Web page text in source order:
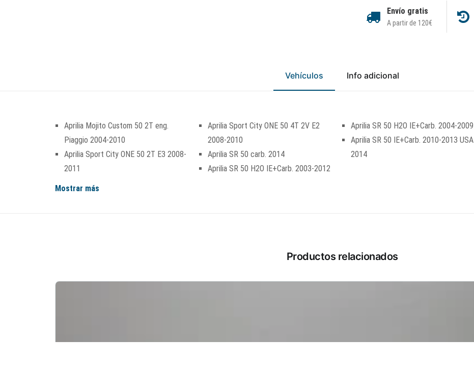
Envío gratis
A partir de 120€
Vehículos Info adicional
Aprilia Mojito Custom 50 2T eng.
Piaggio 2004-2010
Aprilia Sport City ONE 50 2T E3 2008-
2011
Aprilia Sport City ONE 50 4T 2V E2
2008-2010
Aprilia SR 50 carb. 2014
Aprilia SR 50 H2O IE+Carb. 2003-2012
Aprilia SR 50 H2O IE+Carb. 2004-2009
Aprilia SR 50 IE+Carb. 2010-2013 USA
2014
Mostrar más
Productos relacionados